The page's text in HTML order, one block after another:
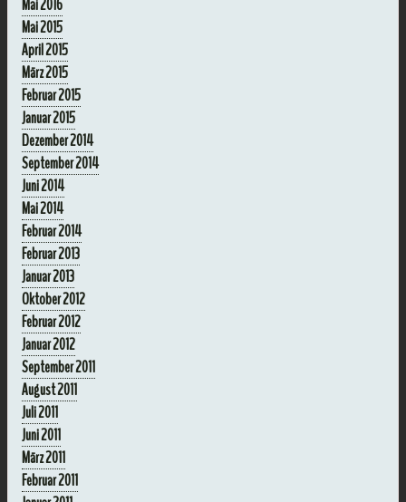
Mai 2016
Mai 2015
April 2015
März 2015
Februar 2015
Januar 2015
Dezember 2014
September 2014
Juni 2014
Mai 2014
Februar 2014
Februar 2013
Januar 2013
Oktober 2012
Februar 2012
Januar 2012
September 2011
August 2011
Juli 2011
Juni 2011
März 2011
Februar 2011